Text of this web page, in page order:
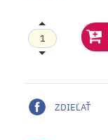
ZDIEĽAŤ